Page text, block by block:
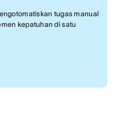
tugas manual
kepatuhan di satu